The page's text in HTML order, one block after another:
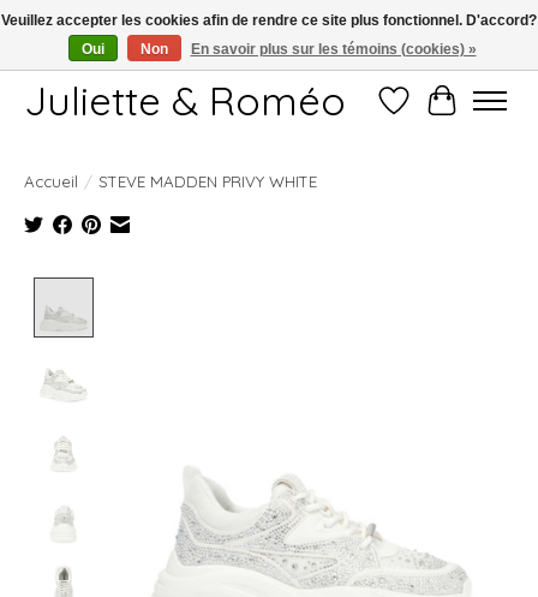
Free shipping starting at 249€
Juliette & Roméo Liste dePanier
Accueil / STEVE MADDEN PRIVY WHITE
Veuillez accepter les cookies afin de rendre ce site plus fonctionnel. D'accord?
Oui
Non En savoir plus sur les témoins (cookies) »